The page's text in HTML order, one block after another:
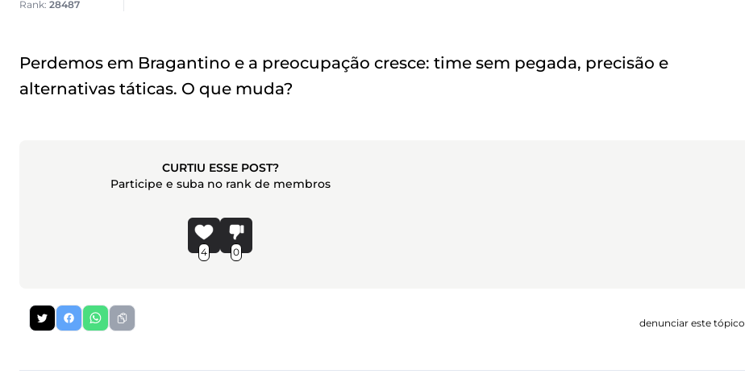
Rank: 28487
Perdemos em Bragantino e a preocupação cresce: time sem pegada, precisão e
alternativas táticas. O que muda?
CURTIU ESSE POST?
Participe e suba no rank de membros
4 0
denunciar este tópico